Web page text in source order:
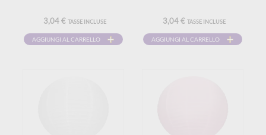
3,04 € TASSE INCLUSE
AGGIUNGI AL CARRELLO
3,04 € TASSE INCLUSE
AGGIUNGI AL CARRELLO